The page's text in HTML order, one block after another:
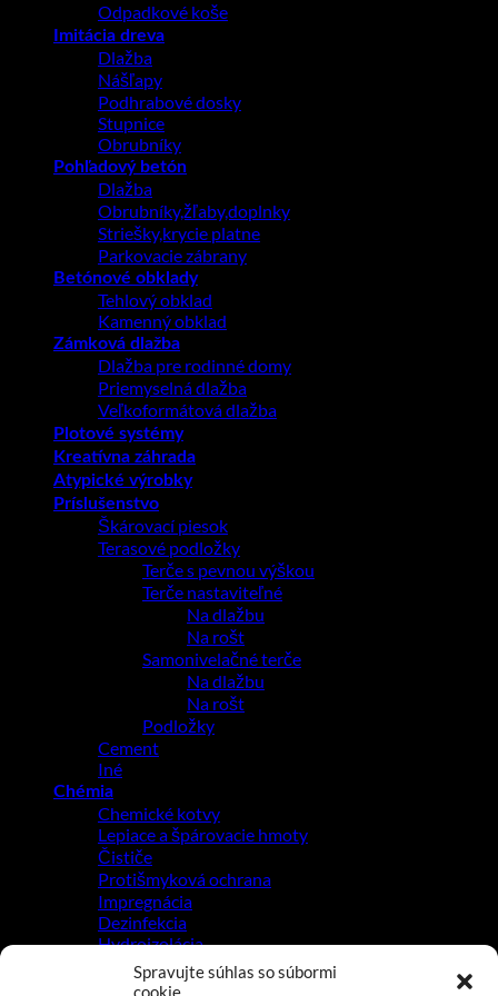
Spravujte súhlas so súbormi
cookie
Odpadkové koše
Imitácia dreva
Dlažba
Nášľapy
Podhrabové dosky
Stupnice
Obrubníky
Pohľadový betón
Dlažba
Obrubníky,žľaby,doplnky
Striešky,krycie platne
Parkovacie zábrany
Betónové obklady
Tehlový obklad
Kamenný obklad
Zámková dlažba
Dlažba pre rodinné domy
Priemyselná dlažba
Veľkoformátová dlažba
Plotové systémy
Kreatívna záhrada
Atypické výrobky
Príslušenstvo
Škárovací piesok
Terasové podložky
Terče s pevnou výškou
Terče nastaviteľné
Na dlažbu
Na rošt
Samonivelačné terče
Na dlažbu
Na rošt
Podložky
Cement
Iné
Chémia
Chemické kotvy
Lepiace a špárovacie hmoty
Čističe
Protišmyková ochrana
Impregnácia
Dezinfekcia
Hydroizolácia
Odvodňovacie žľaby
Betónové žumpy a pivnice